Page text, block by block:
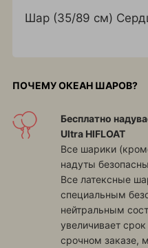
Шар (35/89 см)
ПОЧЕМУ ОКЕАН ШАРОВ?
Бесплатно
Ultra HIFLOAT
Все шарики
надуты
Все латексные
специальным
нейтральным
увеличивает
срочном заказе,